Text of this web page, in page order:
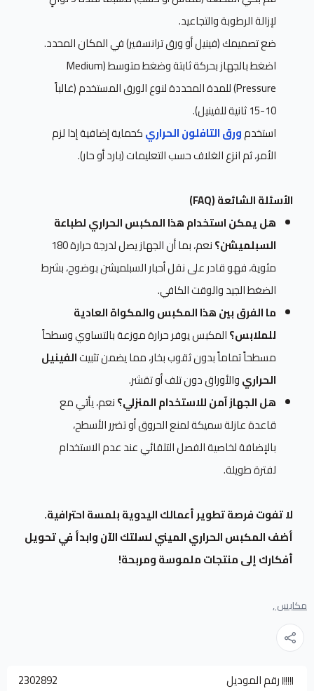
لإزالة الرطوبة والتجاعيد.
ضع تصميمك (فينيل أو ورق ترانسفير) في المكان المحدد.
اضغط بالجهاز بحركة ثابتة وضغط متوسط (Medium
Pressure) للمدة المحددة لنوع الورق المستخدم (غالباً
10-15 ثانية للفينيل).
استخدمورق التافلون الحراريكحماية إضافية إذا لزم
الأمر، ثم انزع الغلاف حسب التعليمات (بارد أو حار).
الأسئلة الشائعة (FAQ)
هل يمكن استخدام هذا المكبس الحراري لطباعة
السبلميشن؟
نعم، بما أن الجهاز يصل لدرجة حرارة 180
مئوية، فهو قادر على نقل أحبار السبلميشن بوضوح، بشرط
الضغط الجيد والوقت الكافي.
ما الفرق بين هذا المكبس والمكواة العادية
للملابس؟المكبس يوفر حرارة موزعة بالتساوي وسطحاً
مسطحاً تماماً بدون ثقوب بخار، مما يضمن تثبيتالفينيل
الحراريوالأوراق دون تلف أو تقشر.
هل الجهاز آمن للاستخدام المنزلي؟نعم، يأتي مع
قاعدة عازلة سميكة لمنع الحروق أو تضرر الأسطح،
بالإضافة لخاصية الفصل التلقائي عند عدم الاستخدام
لفترة طويلة.
لا تفوت فرصة تطوير أعمالك اليدوية بلمسة احترافية.
أضف المكبس الحراري الميني لسلتك الآن وابدأ في تحويل
أفكارك إلى منتجات ملموسة ومربحة!
مكابس ,
رقم الموديل 2302892